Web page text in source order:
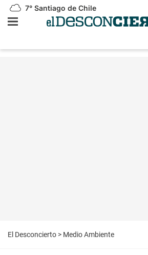
7° Santiago de Chile
El Desconcierto > Medio Ambiente